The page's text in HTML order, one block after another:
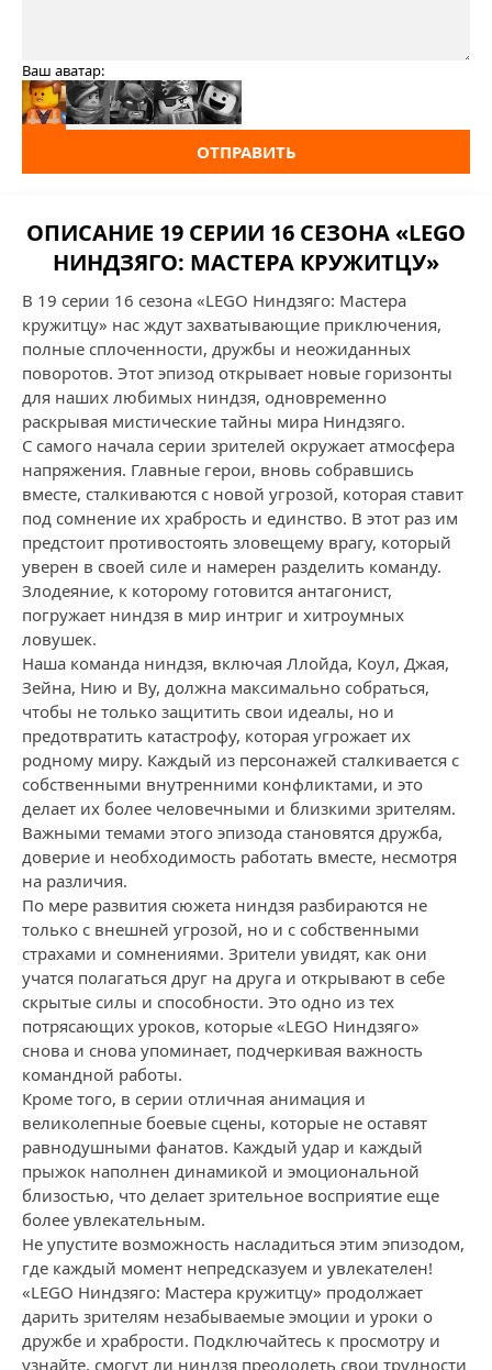
Ваш аватар:
ОТПРАВИТЬ
ОПИСАНИЕ 19 СЕРИИ 16 СЕЗОНА «LEGO
НИНДЗЯГО: МАСТЕРА КРУЖИТЦУ»
В 19 серии 16 сезона «LEGO Ниндзяго: Мастера
кружитцу» нас ждут захватывающие приключения,
полные сплоченности, дружбы и неожиданных
поворотов. Этот эпизод открывает новые горизонты
для наших любимых ниндзя, одновременно
раскрывая мистические тайны мира Ниндзяго.
С самого начала серии зрителей окружает атмосфера
напряжения. Главные герои, вновь собравшись
вместе, сталкиваются с новой угрозой, которая ставит
под сомнение их храбрость и единство. В этот раз им
предстоит противостоять зловещему врагу, который
уверен в своей силе и намерен разделить команду.
Злодеяние, к которому готовится антагонист,
погружает ниндзя в мир интриг и хитроумных
ловушек.
Наша команда ниндзя, включая Ллойда, Коул, Джая,
Зейна, Нию и Ву, должна максимально собраться,
чтобы не только защитить свои идеалы, но и
предотвратить катастрофу, которая угрожает их
родному миру. Каждый из персонажей сталкивается с
собственными внутренними конфликтами, и это
делает их более человечными и близкими зрителям.
Важными темами этого эпизода становятся дружба,
доверие и необходимость работать вместе, несмотря
на различия.
По мере развития сюжета ниндзя разбираются не
только с внешней угрозой, но и с собственными
страхами и сомнениями. Зрители увидят, как они
учатся полагаться друг на друга и открывают в себе
скрытые силы и способности. Это одно из тех
потрясающих уроков, которые «LEGO Ниндзяго»
снова и снова упоминает, подчеркивая важность
командной работы.
Кроме того, в серии отличная анимация и
великолепные боевые сцены, которые не оставят
равнодушными фанатов. Каждый удар и каждый
прыжок наполнен динамикой и эмоциональной
близостью, что делает зрительное восприятие еще
более увлекательным.
Не упустите возможность насладиться этим эпизодом,
где каждый момент непредсказуем и увлекателен!
«LEGO Ниндзяго: Мастера кружитцу» продолжает
дарить зрителям незабываемые эмоции и уроки о
дружбе и храбрости. Подключайтесь к просмотру и
узнайте, смогут ли ниндзя преодолеть свои трудности